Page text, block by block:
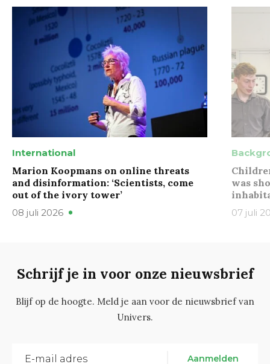
International
Marion Koopmans on online threats
and disinformation: ‘Scientists, come
out of the ivory tower’
08 juli 2026
was
07 juli
Schrijf je in voor onze nieuwsbrief
Blijf op de hoogte. Meld je aan voor de nieuwsbrief van
Univers.
Aanmelden